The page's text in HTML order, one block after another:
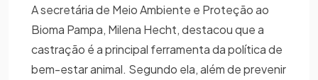
A secretária de Meio Ambiente e Proteção ao
Bioma Pampa, Milena Hecht, destacou que a
castração é a principal ferramenta da política de
bem-estar animal. Segundo ela, além de prevenir